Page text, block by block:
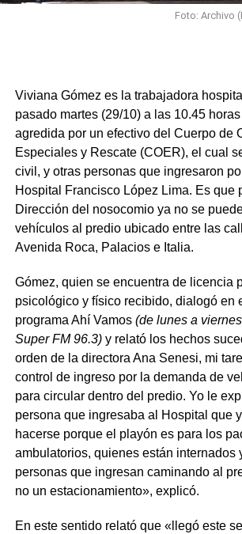
Foto: Archivo
Viviana Gómez es la trabajadora
pasado martes (29/10) a las 10.45
agredida por un efectivo del Cuerpo de
Especiales y Rescate (COER), el cual
civil, y otras personas que ingresaron
Hospital Francisco López Lima. Es que
Dirección del nosocomio ya no se
vehículos al predio ubicado entre las
Avenida Roca, Palacios e Italia.
Gómez, quien se encuentra de licencia
psicológico y físico recibido, dialogó en
programa Ahí Vamos (de lunes a
Super FM 96.3)y relató los hechos
orden de la directora Ana Senesi, mi
control de ingreso por la demanda de
para circular dentro del predio. Yo le
persona que ingresaba al Hospital que
hacerse porque el playón es para los
ambulatorios, quienes están internados
personas que ingresan caminando al
no un estacionamiento», explicó.
En este sentido relató que «llegó este